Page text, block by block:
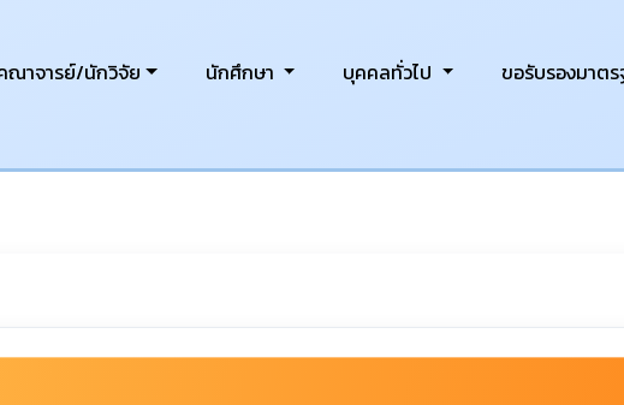
ณาจารย์/นักวิจัย นักศึกษา บุคคลทั่วไป ขอรับรองมาตร